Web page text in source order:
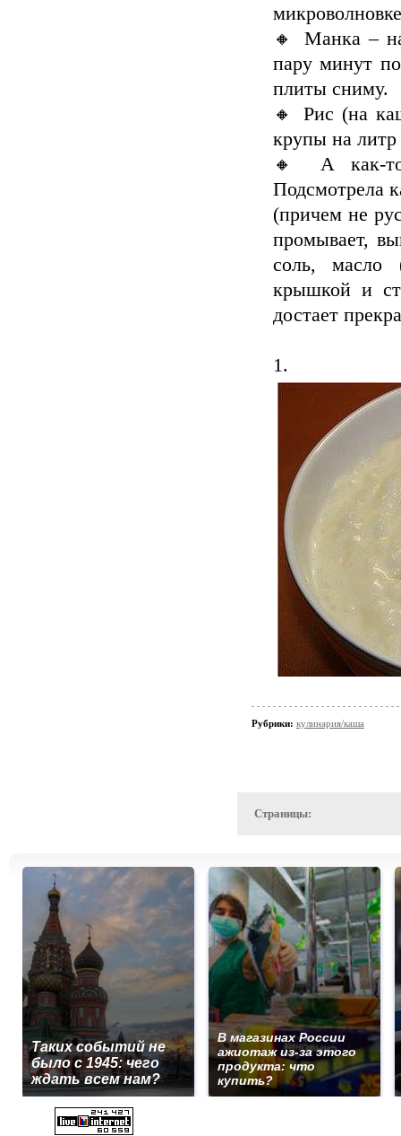
🔸 Манка –
пару минут
плиты сниму.
🔸 Рис (на
крупы на
🔸 А как-то
Подсмотрела
(причем не
промывает,
соль, масло
крышкой и
достает
1.
Рубрики: кулинария/каша
Страницы:
Таких событий не
было с 1945: чего
ждать всем нам?
В магазинах России
ажиотаж из-за этого
продукта: что
купить?